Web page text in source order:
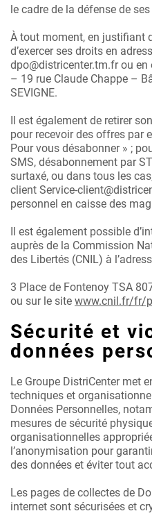
le cadre de la défense de
À tout moment, en justifiant
d’exercer ses droits en
dpo@districenter.tm.fr ou
– 19 rue Claude Chappe –
SEVIGNE.
Il est également de retirer
pour recevoir des offres par
Pour vous désabonner » ;
SMS, désabonnement par
surtaxé, ou dans tous les
client Service-
personnel en caisse des
Il est également possible
auprès de la Commission
des Libertés (CNIL) à
3 Place de Fontenoy TSA
ou sur le site www.cnil.fr/fr/
Sécurité et
données
Le Groupe DistriCenter met
techniques et
Données Personnelles,
mesures de sécurité
organisationnelles
l’anonymisation pour
des données et éviter tout
Les pages de collectes de
internet sont sécurisées et